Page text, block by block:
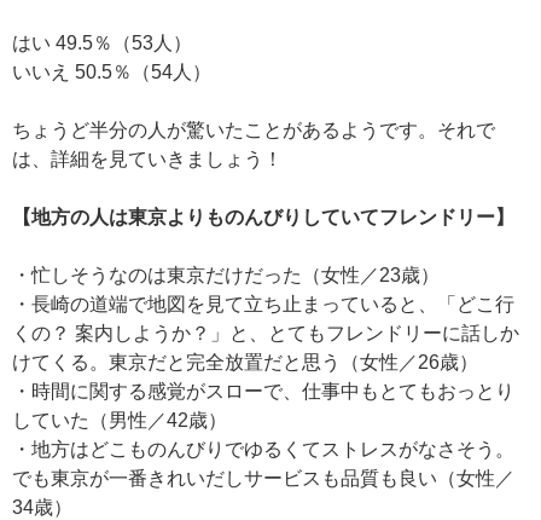
はい 49.5％（53人）
いいえ 50.5％（54人）
ちょうど半分の人が驚いたことがあるようです。それで
は、詳細を見ていきましょう！
【地方の人は東京よりものんびりしていてフレンドリー】
・忙しそうなのは東京だけだった（女性／23歳）
・長崎の道端で地図を見て立ち止まっていると、「どこ行
くの？ 案内しようか？」と、とてもフレンドリーに話しか
けてくる。東京だと完全放置だと思う（女性／26歳）
・時間に関する感覚がスローで、仕事中もとてもおっとり
していた（男性／42歳）
・地方はどこものんびりでゆるくてストレスがなさそう。
でも東京が一番きれいだしサービスも品質も良い（女性／
34歳）